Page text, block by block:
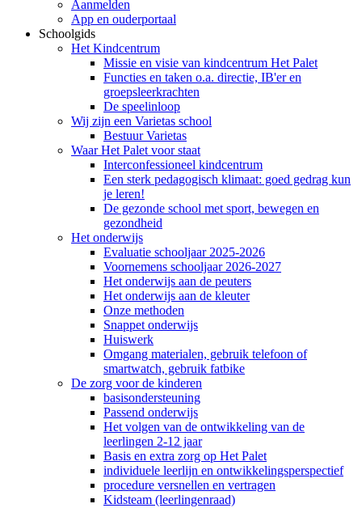
Aanmelden
App en ouderportaal
Schoolgids
Het Kindcentrum
Missie en visie van kindcentrum Het Palet
Functies en taken o.a. directie, IB'er en
groepsleerkrachten
De speelinloop
Wij zijn een Varietas school
Bestuur Varietas
Waar Het Palet voor staat
Interconfessioneel kindcentrum
Een sterk pedagogisch klimaat: goed gedrag kun
je leren!
De gezonde school met sport, bewegen en
gezondheid
Het onderwijs
Evaluatie schooljaar 2025-2026
Voornemens schooljaar 2026-2027
Het onderwijs aan de peuters
Het onderwijs aan de kleuter
Onze methoden
Snappet onderwijs
Huiswerk
Omgang materialen, gebruik telefoon of
smartwatch, gebruik fatbike
De zorg voor de kinderen
basisondersteuning
Passend onderwijs
Het volgen van de ontwikkeling van de
leerlingen 2-12 jaar
Basis en extra zorg op Het Palet
individuele leerlijn en ontwikkelingsperspectief
procedure versnellen en vertragen
Kidsteam (leerlingenraad)